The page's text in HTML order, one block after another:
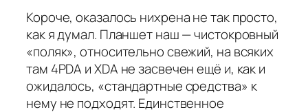
Короче, оказалось нихрена не так просто,
как я думал. Планшет наш — чистокровный
«поляк», относительно свежий, на всяких
там 4PDA и XDA не засвечен ещё и, как и
ожидалось, «стандартные средства» к
нему не подходят. Единственное